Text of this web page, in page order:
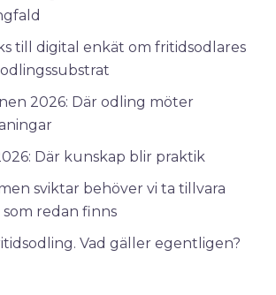
till digital enkät om fritidsodlares
2026: Där odling möter
Där kunskap blir praktik
sviktar behöver vi ta tillvara
redan finns
Vad gäller egentligen?